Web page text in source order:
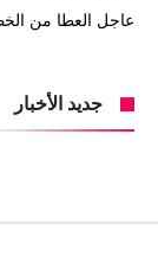
عاجل العطا من
جديد الأخبار